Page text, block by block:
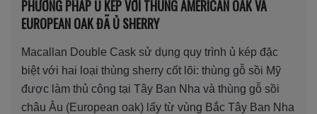
PHƯƠNG PHÁP Ủ KÉP VỚI THÙNG AMERICAN OAK VÀ
EUROPEAN OAK ĐÃ Ủ SHERRY
Macallan Double Cask sử dụng quy trình ủ kép đặc
biệt với hai loại thùng sherry cốt lõi: thùng gỗ sồi Mỹ
được làm thủ công tại Tây Ban Nha và thùng gỗ sồi
châu Âu (European oak) lấy từ vùng Bắc Tây Ban Nha